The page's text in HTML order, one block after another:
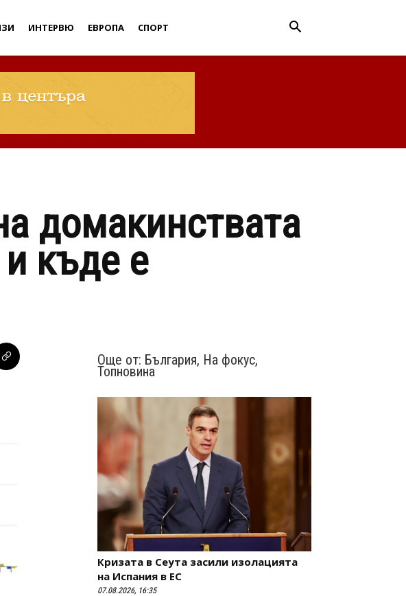
ИНТЕРВЮ ЕВРОПА СПОРТ
домакинствата
къде е
Още от: България, На фокус,
Топновина
Кризата в Сеута засили изолацията
на Испания в ЕС
07.08.2026, 16:35